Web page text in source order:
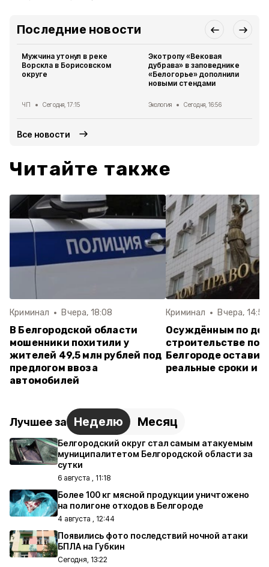
Последние новости
Мужчина утонул в реке
Ворскла в Борисовском
округе
ЧП Сегодня, 17:15
Экотропу «Вековая
дубрава» в заповеднике
«Белогорье» дополнили
новыми стендами
Экология Сегодня, 16:56
Все новости
Читайте также
Криминал Вчера, 18:08
В Белгородской области
мошенники похитили у
жителей 49,5 млн рублей под
предлогом ввоза
автомобилей
Криминал Вчера, 14:59
Осуждённым по
строительстве
Белгороде
реальные сроки и
Лучшее за Неделю Месяц
Белгородский округ стал самым атакуемым
муниципалитетом Белгородской области за
сутки
6 августа , 11:18
Более 100 кг мясной продукции уничтожено
на полигоне отходов в Белгороде
4 августа , 12:44
Появились фото последствий ночной атаки
БПЛА на Губкин
Сегодня, 13:22